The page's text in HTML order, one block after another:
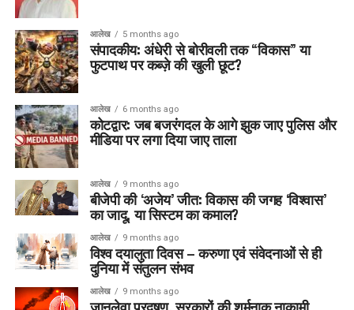
आलेख 5 months ago
संपादकीय: अंधेरी से बोरीवली तक “विकास” या
फुटपाथ पर कब्ज़े की खुली छूट?
आलेख 6 months ago
कोटद्वार: जब बजरंगदल के आगे झुक जाए पुलिस और
मीडिया पर लगा दिया जाए ताला
आलेख 9 months ago
बीजेपी की ‘अजेय’ जीत: विकास की जगह ‘विश्वास’
का जादू, या सिस्टम का कमाल?
आलेख 9 months ago
विश्व दयालुता दिवस – करुणा एवं संवेदनाओं से ही
दुनिया में संतुलन संभव
आलेख 9 months ago